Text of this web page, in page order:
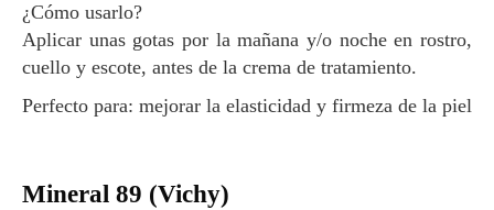
¿Cómo usarlo?
Aplicar unas gotas por la mañana y/o noche en rostro,
cuello y escote, antes de la crema de tratamiento.
Perfecto para: mejorar la elasticidad y firmeza de la piel
Mineral 89 (Vichy)